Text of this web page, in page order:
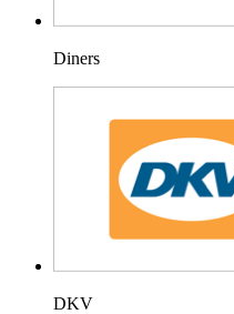
Diners
DKV